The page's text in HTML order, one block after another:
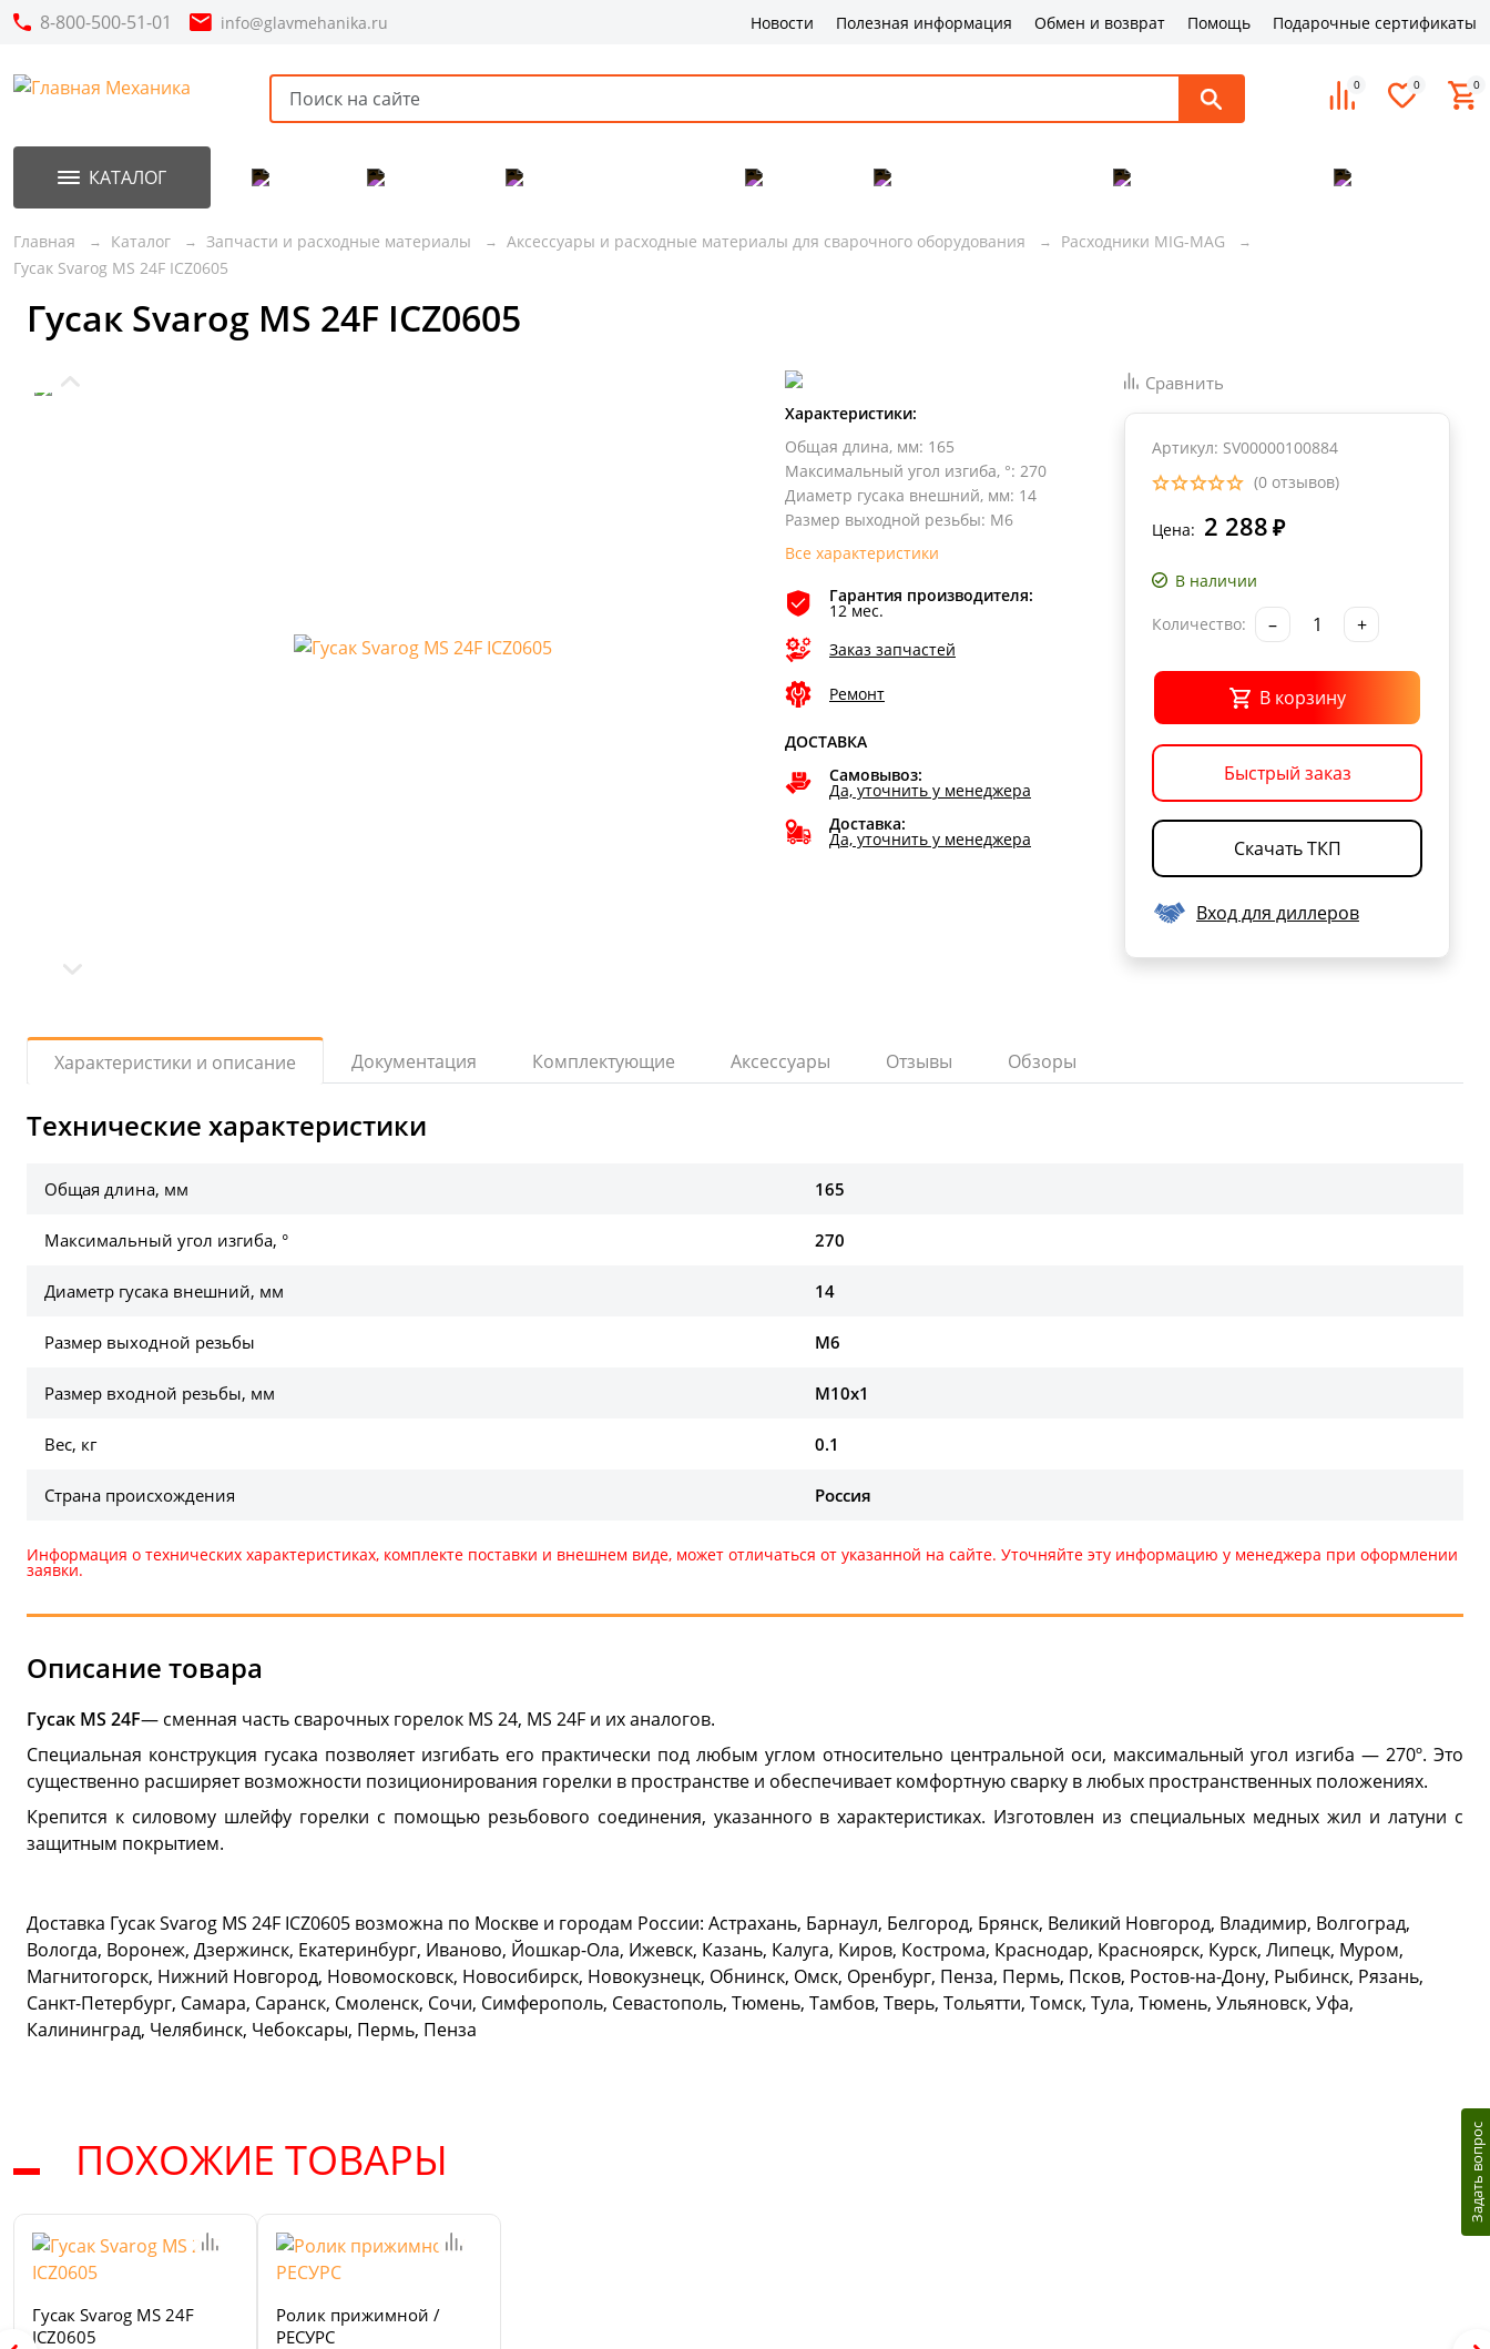
8-800-500-51-01 info@glavmehanika.ru Новости Полезная информация Обмен и возврат Помощь Подарочные сертификаты
0 0 0
КАТАЛОГ
Главная Каталог Запчасти и расходные материалы Аксессуары и расходные материалы для сварочного оборудования
Расходники MIG-MAG
Гусак Svarog MS 24F ICZ0605
Гусак Svarog MS 24F ICZ0605
Характеристики:
Общая длина, мм: 165
Максимальный угол изгиба, °: 270
Диаметр гусака внешний, мм: 14
Размер выходной резьбы: М6
Все характеристики
Гарантия производителя:
12 мес.
Заказ запчастей
Ремонт
ДОСТАВКА
Самовывоз:
Да, уточнить у менеджера
Доставка:
Да, уточнить у менеджера
Сравнить
Артикул: SV00000100884
(0 отзывов)
Цена: 2 288 ₽
В наличии
Количество: – +
В корзину
Быстрый заказ
Скачать ТКП
Вход для диллеров
Характеристики и описание Документация Комплектующие Аксессуары Отзывы Обзоры
Технические характеристики
Общая длина, мм 165
Максимальный угол изгиба, ° 270
Диаметр гусака внешний, мм 14
Размер выходной резьбы М6
Размер входной резьбы, мм М10х1
Вес, кг 0.1
Страна происхождения Россия
Информация о технических характеристиках, комплекте поставки и внешнем виде, может отличаться от указанной на сайте. Уточняйте эту информацию у менеджера при оформлении
заявки.
Описание товара
Гусак MS 24F— сменная часть сварочных горелок MS 24, MS 24F и их аналогов.
Специальная конструкция гусака позволяет изгибать его практически под любым углом относительно центральной оси, максимальный угол изгиба — 270º. Это
существенно расширяет возможности позиционирования горелки в пространстве и обеспечивает комфортную сварку в любых пространственных положениях.
Крепится к силовому шлейфу горелки с помощью резьбового соединения, указанного в характеристиках. Изготовлен из специальных медных жил и латуни с
защитным покрытием.
Доставка Гусак Svarog MS 24F ICZ0605 возможна по Москве и городам России: Астрахань, Барнаул, Белгород, Брянск, Великий Новгород, Владимир, Волгоград,
Вологда, Воронеж, Дзержинск, Екатеринбург, Иваново, Йошкар-Ола, Ижевск, Казань, Калуга, Киров, Кострома, Краснодар, Красноярск, Курск, Липецк, Муром,
Магнитогорск, Нижний Новгород, Новомосковск, Новосибирск, Новокузнецк, Обнинск, Омск, Оренбург, Пенза, Пермь, Псков, Ростов-на-Дону, Рыбинск, Рязань,
Санкт-Петербург, Самара, Саранск, Смоленск, Сочи, Симферополь, Севастополь, Тюмень, Тамбов, Тверь, Тольятти, Томск, Тула, Тюмень, Ульяновск, Уфа,
Калининград, Челябинск, Чебоксары, Пермь, Пенза
ПОХОЖИЕ ТОВАРЫ
Гусак Svarog MS 24F
ICZ0605
Ролик прижимной /
РЕСУРС
Задать вопрос